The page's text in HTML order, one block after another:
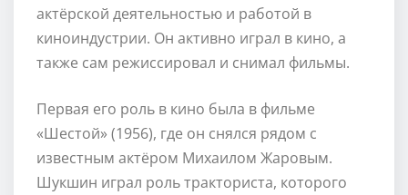
актёрской деятельностью и работой в
киноиндустрии. Он активно играл в кино, а
также сам режиссировал и снимал фильмы.
Первая его роль в кино была в фильме
«Шестой» (1956), где он снялся рядом с
известным актёром Михаилом Жаровым.
Шукшин играл роль тракториста, которого